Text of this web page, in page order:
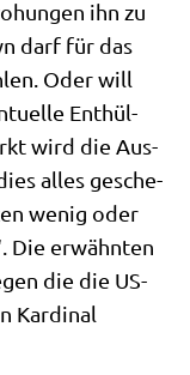
ihn zu
darf für das
Oder will
Ent­hül­
wird die Aus­
alles gesche­
wenig oder
Die erwähn­ten
die die US-
Kar­di­nal